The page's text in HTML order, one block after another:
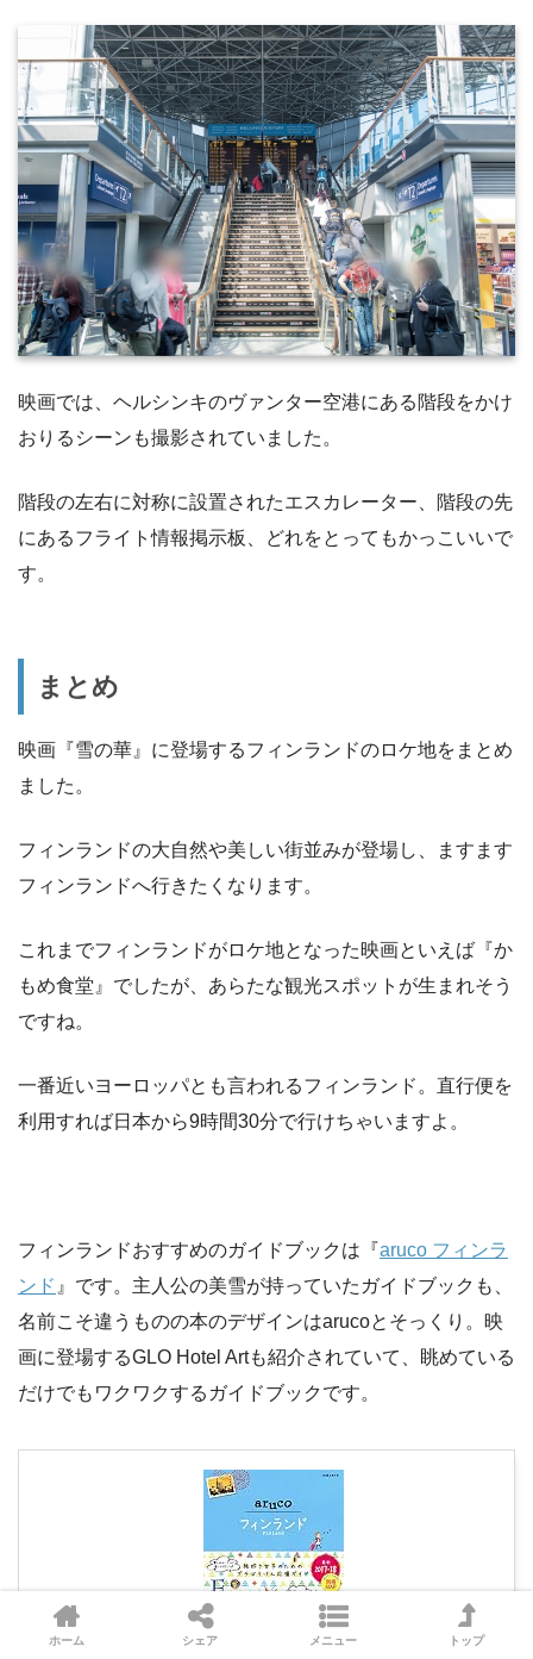
映画では、ヘルシンキのヴァンター空港にある階段をかけ
おりるシーンも撮影されていました。
階段の左右に対称に設置されたエスカレーター、階段の先
にあるフライト情報掲示板、どれをとってもかっこいいで
す。
まとめ
映画『雪の華』に登場するフィンランドのロケ地をまとめ
ました。
フィンランドの大自然や美しい街並みが登場し、ますます
フィンランドへ行きたくなります。
これまでフィンランドがロケ地となった映画といえば『か
もめ食堂』でしたが、あらたな観光スポットが生まれそう
ですね。
一番近いヨーロッパとも言われるフィンランド。直行便を
利用すれば日本から9時間30分で行けちゃいますよ。
フィンランドおすすめのガイドブックは『aruco フィンラ
ンド 』です。主人公の美雪が持っていたガイドブックも、
名前こそ違うものの本のデザインはarucoとそっくり。映
画に登場するGLO Hotel Artも紹介されていて、眺めている
だけでもワクワクするガイドブックです。
ホーム シェア メニュー トップ